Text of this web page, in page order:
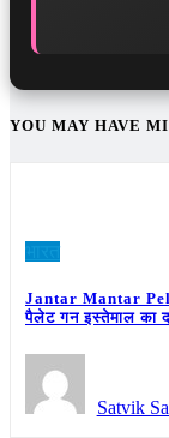
YOU MAY HAVE
Jantar Mantar
पैलेट गन इस्तेमाल का
Satvik